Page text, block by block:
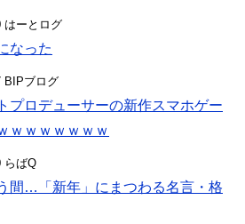
はーとログ
なった
BIPブログ
プロデューサーの新作スマホゲー
ｗｗｗｗｗｗｗ
らばQ
間…「新年」にまつわる名言・格